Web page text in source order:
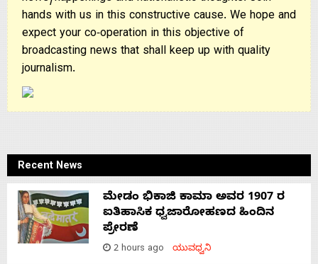
hands with us in this constructive cause. We hope and
expect your co-operation in this objective of
broadcasting news that shall keep up with quality
journalism.
Recent News
ಮೇಡಂ ಭಿಕಾಜಿ ಕಾಮಾ ಅವರ 1907 ರ
ಐತಿಹಾಸಿಕ ಧ್ವಜಾರೋಹಣದ ಹಿಂದಿನ
ಪ್ರೇರಣೆ
2 hours ago ಯುವಧ್ವನಿ